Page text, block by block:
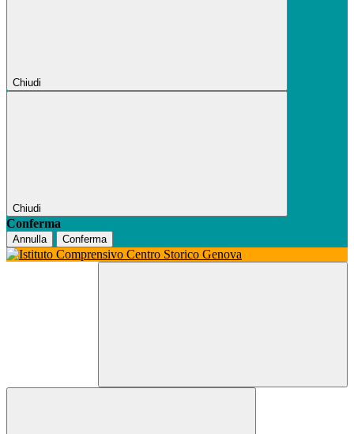
Chiudi
Chiudi
Conferma
Annulla Conferma